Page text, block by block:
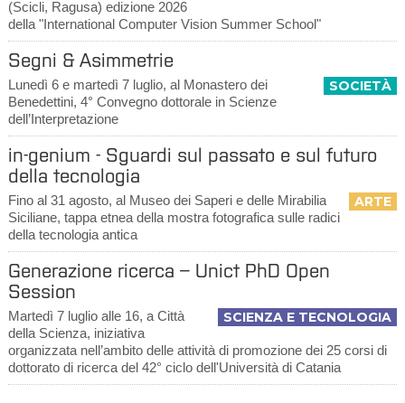
(Scicli, Ragusa) edizione 2026
della "International Computer Vision Summer School"
Segni & Asimmetrie
SOCIETÀ
Lunedì 6 e martedì 7 luglio, al Monastero dei
Benedettini, 4° Convegno dottorale in Scienze
dell’Interpretazione
in-genium - Sguardi sul passato e sul futuro
della tecnologia
ARTE
Fino al 31 agosto, al Museo dei Saperi e delle Mirabilia
Siciliane, tappa etnea della mostra fotografica sulle radici
della tecnologia antica
Generazione ricerca – Unict PhD Open
Session
SCIENZA E TECNOLOGIA
Martedì 7 luglio alle 16, a Città
della Scienza, iniziativa
organizzata nell’ambito delle attività di promozione dei 25 corsi di
dottorato di ricerca del 42° ciclo dell'Università di Catania